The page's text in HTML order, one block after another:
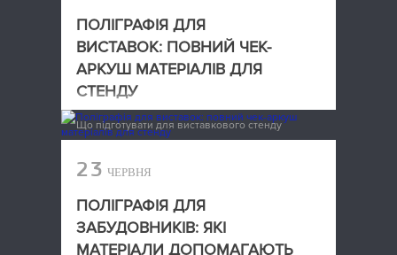
ПОЛІГРАФІЯ ДЛЯ
ВИСТАВОК: ПОВНИЙ ЧЕК-
АРКУШ МАТЕРІАЛІВ ДЛЯ
СТЕНДУ
Що підготувати для виставкового стенду
23 ЧЕРВНЯ
ПОЛІГРАФІЯ ДЛЯ
ЗАБУДОВНИКІВ: ЯКІ
МАТЕРІАЛИ ДОПОМАГАЮТЬ